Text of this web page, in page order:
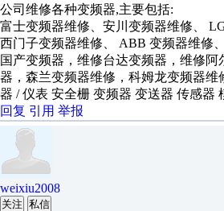
公司维修各种变频器,主要包括:
富士变频器维修、安川变频器维修、
西门子变频器维修、 ABB 变频器维修
国产变频器，维修台达变频器，维修
器，森兰变频器维修，科姆龙变频器
器 / 仪表 安全栅 变频器 变送器 传感器
回复 引用 举报
weixiu2008
关注 私信